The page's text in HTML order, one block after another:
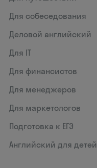
Для собеседования
Деловой английский
Для IT
Для финансистов
Для менеджеров
Для маркетологов
Подготовка к ЕГЭ
Английский для детей